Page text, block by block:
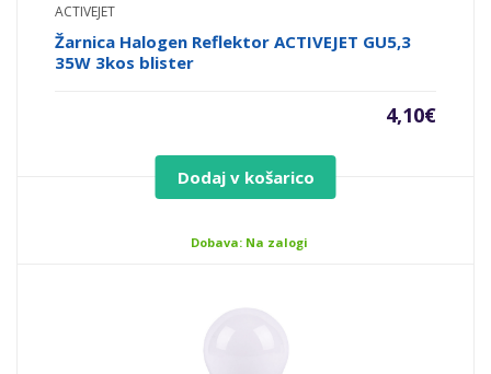
ACTIVEJET
Žarnica Halogen Reflektor ACTIVEJET GU5,3
35W 3kos blister
4,10€
Dodaj v košarico
Dobava: Na zalogi